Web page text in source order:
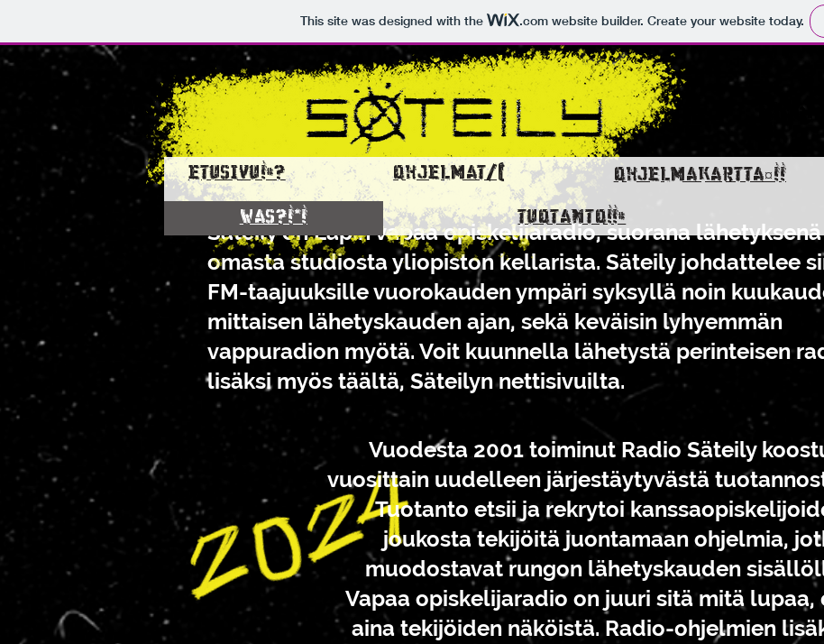
This site was designed with the .comwebsite builder. Create your website today.
ETUSIVU!#? OHJELMAT/( OHJELMAKARTTA¤!!
WAS?!*! TUOTANTO!!#
Säteily on Lapin vapaa opiskelijaradio, suorana lähetyksenä
omasta studiosta yliopiston kellarista. Säteily johdattelee
FM-taajuuksille vuorokauden ympäri syksyllä noin
mittaisen lähetyskauden ajan, sekä keväisin lyhyemmän
vappuradion myötä. Voit kuunnella lähetystä perinteisen
lisäksi myös täältä, Säteilyn nettisivuilta.
Vuodesta 2001 toiminut Radio Säteily
vuosittain uudelleen järjestäytyvästä
Tuotanto etsii ja rekrytoi
joukosta tekijöitä juontamaan ohjelmia,
muodostavat rungon lähetyskauden
Vapaa opiskelijaradio on juuri sitä mitä lupaa,
aina tekijöiden näköistä. Radio-ohjelmien